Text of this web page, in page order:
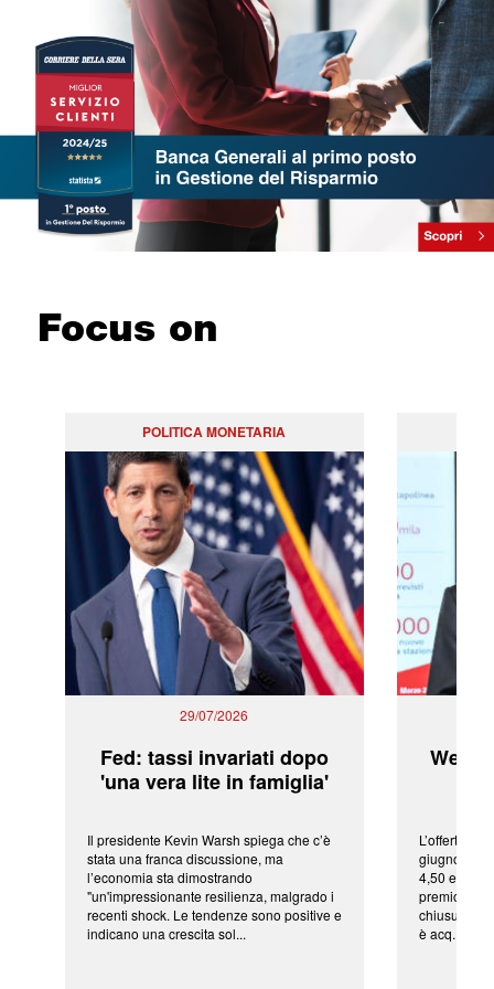
Focus on
POLITICA MONETARIA
29/07/2026
Fed: tassi invariati dopo
'una vera lite in famiglia'
Il presidente Kevin Warsh spiega che c’è
stata una franca discussione, ma
l’economia sta dimostrando
"un'impressionante resilienza, malgrado i
recenti shock. Le tendenze sono positive e
indicano una crescita sol...
L’offerta
giugno da
4,50 euro
premio di
chiusura
è acq...